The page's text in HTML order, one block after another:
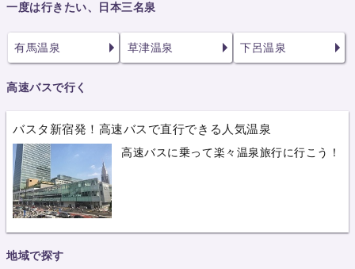
一度は行きたい、日本三名泉
有馬温泉 草津温泉 下呂温泉
高速バスで行く
バスタ新宿発！高速バスで直行できる人気温泉
高速バスに乗って楽々温泉旅行に行こう！
地域で探す